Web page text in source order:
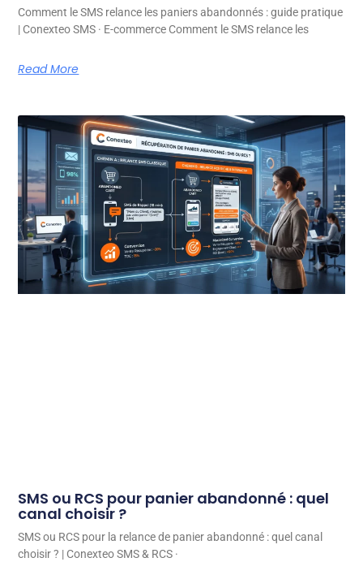
Comment le SMS relance les paniers abandonnés : guide pratique
| Conexteo SMS · E-commerce Comment le SMS relance les
Read More
SMS ou RCS pour panier abandonné : quel
canal choisir ?
SMS ou RCS pour la relance de panier abandonné : quel canal
choisir ? | Conexteo SMS & RCS ·